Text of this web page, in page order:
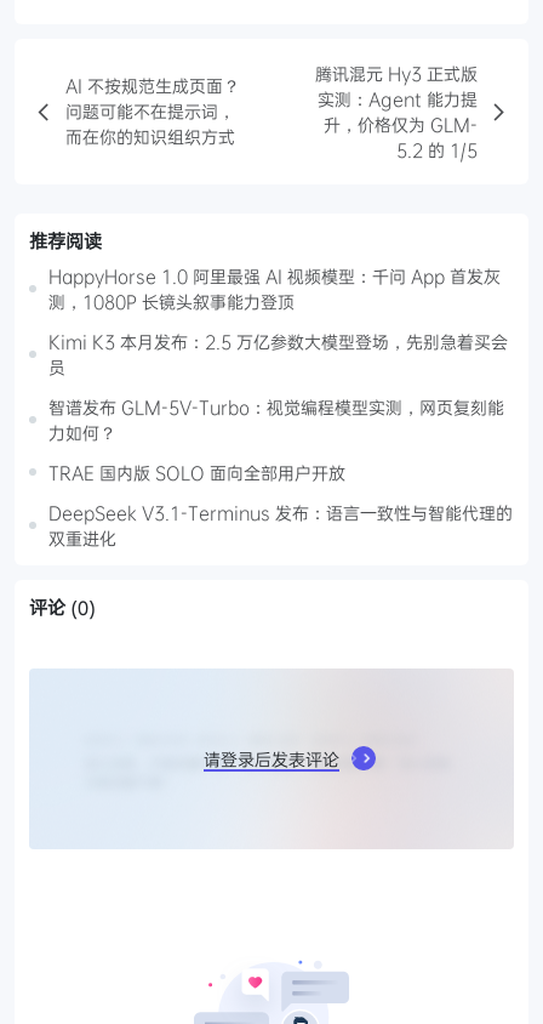
AI 不按规范生成页面？
问题可能不在提示词，
而在你的知识组织方式
腾讯混元 Hy3 正式版
实测：Agent 能力提
升，价格仅为 GLM-
5.2 的 1/5
推荐阅读
HappyHorse 1.0 阿里最强 AI 视频模型：千问 App 首发灰
测，1080P 长镜头叙事能力登顶
Kimi K3 本月发布：2.5 万亿参数大模型登场，先别急着买会
员
智谱发布 GLM-5V-Turbo：视觉编程模型实测，网页复刻能
力如何？
TRAE 国内版 SOLO 面向全部用户开放
DeepSeek V3.1-Terminus 发布：语言一致性与智能代理的
双重进化
评论 (0)
请登录后发表评论